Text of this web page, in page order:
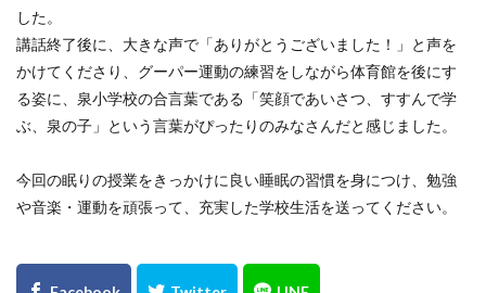
した。
講話終了後に、大きな声で「ありがとうございました！」と声を
かけてくださり、グーパー運動の練習をしながら体育館を後にす
る姿に、泉小学校の合言葉である「笑顔であいさつ、すすんで学
ぶ、泉の子」という言葉がぴったりのみなさんだと感じました。
今回の眠りの授業をきっかけに良い睡眠の習慣を身につけ、勉強
や音楽・運動を頑張って、充実した学校生活を送ってください。